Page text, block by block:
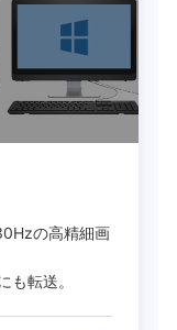
の高精細画
も転送。